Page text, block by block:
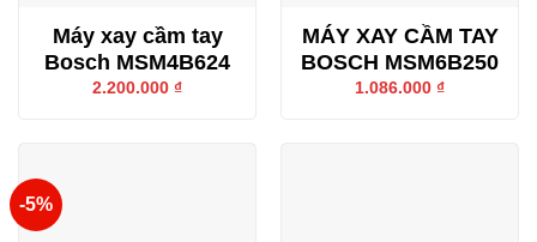
Máy xay cầm tay
Bosch MSM4B624
2.200.000 ₫
MÁY XAY CẦM TAY
BOSCH MSM6B250
1.086.000 ₫
-5%